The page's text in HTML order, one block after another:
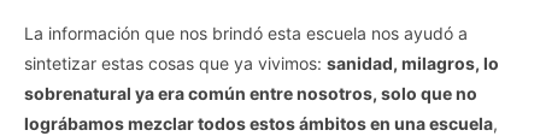
La información que nos brindó esta escuela nos ayudó a
sintetizar estas cosas que ya vivimos: sanidad, milagros, lo
sobrenatural ya era común entre nosotros, solo que no
lográbamos mezclar todos estos ámbitos en una escuela,